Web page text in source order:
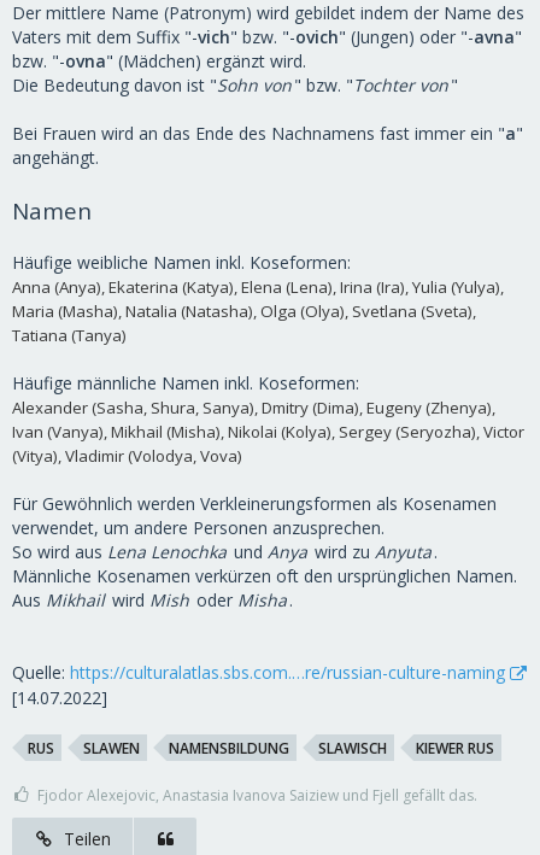
Der mittlere Name (Patronym) wird gebildet indem der Name des
Vaters mit dem Suffix "-vich" bzw. "-ovich" (Jungen) oder "-avna"
bzw. "-ovna" (Mädchen) ergänzt wird.
Die Bedeutung davon ist "Sohn von" bzw. "Tochter von"
Bei Frauen wird an das Ende des Nachnamens fast immer ein "a"
angehängt.
Namen
Häufige weibliche Namen inkl. Koseformen:
Anna (Anya), Ekaterina (Katya), Elena (Lena), Irina (Ira), Yulia (Yulya),
Maria (Masha), Natalia (Natasha), Olga (Olya), Svetlana (Sveta),
Tatiana (Tanya)
Häufige männliche Namen inkl. Koseformen:
Alexander (Sasha, Shura, Sanya), Dmitry (Dima), Eugeny (Zhenya),
Ivan (Vanya), Mikhail (Misha), Nikolai (Kolya), Sergey (Seryozha), Victor
(Vitya), Vladimir (Volodya, Vova)
Für Gewöhnlich werden Verkleinerungsformen als Kosenamen
verwendet, um andere Personen anzusprechen.
So wird aus Lena Lenochka und Anya wird zu Anyuta.
Männliche Kosenamen verkürzen oft den ursprünglichen Namen.
Aus Mikhail wird Mish oder Misha.
Quelle: https://culturalatlas.sbs.com.…re/russian-culture-naming
[14.07.2022]
RUS SLAWEN NAMENSBILDUNG SLAWISCH KIEWER RUS
Fjodor Alexejovic, Anastasia Ivanova Saiziew und Fjell gefällt das.
Teilen